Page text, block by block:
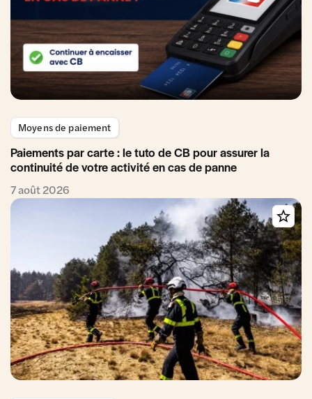
Moyens de paiement
Paiements par carte : le tuto de CB pour assurer la
continuité de votre activité en cas de panne
7 août 2026